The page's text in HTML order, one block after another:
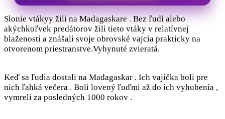
Slonie vtákyy žili na Madagaskare . Bez ľudí alebo
akýchkoľvek predátorov žili tieto vtáky v relatívnej
blaženosti a znášali svoje obrovské vajcia prakticky na
otvorenom priestranstve.Vyhynuté zvieratá.
Keď sa ľudia dostali na Madagaskar . Ich vajíčka boli pre
nich ľahká večera . Boli lovený ľuďmi až do ich vyhubenia ,
vymreli za posledných 1000 rokov .